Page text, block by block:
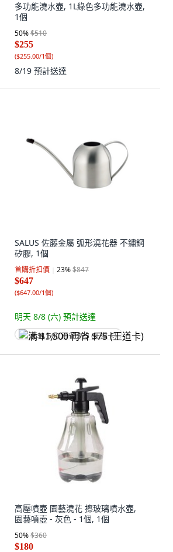
多功能澆水壺, 1L綠色多功能澆水壺,
1個
50%$510
$255
($255.00/1個)
8/19 預計送達
SALUS 佐藤金屬 弧形澆花器 不鏽鋼
矽膠, 1個
首購折扣價 23%$847
$647
($647.00/1個)
明天 8/8 (六) 預計送達
满 $1,500 再省 $75 (王道卡)
高壓噴壺 園藝澆花 擦玻璃噴水壺,
園藝噴壺 - 灰色 - 1個, 1個
50%$360
$180